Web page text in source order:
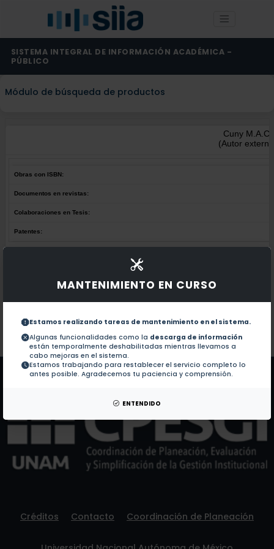
MANTENIMIENTO EN CURSO
Estamos realizando tareas de mantenimiento en el sistema.
Algunas funcionalidades como la descarga de información
están temporalmente deshabilitadas mientras llevamos a
cabo mejoras en el sistema.
Estamos trabajando para restablecer el servicio completo lo
antes posible. Agradecemos tu paciencia y comprensión.
ENTENDIDO
SISTEMA INTEGRAL DE INFORMACIÓN ACADÉMICA -
PÚBLICO
Módulo de búsqueda de productos
Cuny M.A.C.
(Autor
Obras con ISBN:
Documentos en revistas:
Colaboraciones en Tesis:
Patentes:
No hay obras de este autor.
Documentos en revistas:
Colaboraciones en Tesis:
Patentes: No hay patentes de este autor.
Créditos Contacto Coordinación de Planeación